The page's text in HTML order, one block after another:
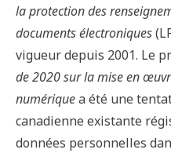
la protection des
documents électroniques
vigueur depuis 2001. Le
de 2020 sur la mise en
numériquea été une
canadienne existante
données personnelles